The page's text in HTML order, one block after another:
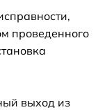
проведенного
выход из